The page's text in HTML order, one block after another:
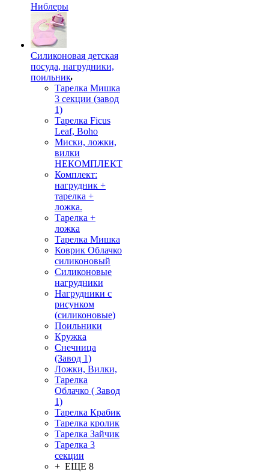
Ниблеры
Силиконовая детская
посуда, нагрудники,
поильник
Тарелка Мишка
3 секции (завод
1)
Тарелка Ficus
Leaf, Boho
Миски, ложки,
вилки
НЕКОМПЛЕКТ
Комплект:
нагрудник +
тарелка +
ложка.
Тарелка +
ложка
Тарелка Мишка
Коврик Облачко
силиконовый
Силиконовые
нагрудники
Нагрудники с
рисунком
(силиконовые)
Поильники
Кружка
Снечница
(Завод 1)
Ложки, Вилки,
Тарелка
Облачко ( Завод
1)
Тарелка Крабик
Тарелка кролик
Тарелка Зайчик
Тарелка 3
секции
+ ЕЩЕ 8